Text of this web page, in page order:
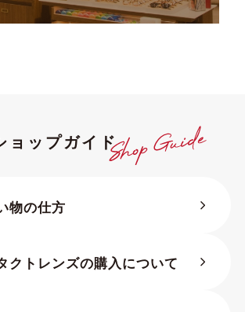
ョップガイド
物の仕方
クトレンズの購入について